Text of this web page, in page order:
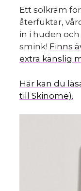
Ett solkräm
återfuktar,
in i huden
smink! Finns
extra känslig
Här kan du
till Skinome).